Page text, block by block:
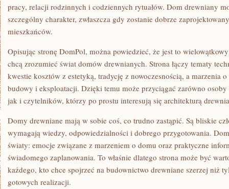
pracy, relacji rodzinnych i codziennych rytuałów. Dom drewniany
szczególny charakter, zwłaszcza gdy zostanie dobrze
mieszkańców.
Opisując stronę DomPol, można powiedzieć, że jest to
chcą zrozumieć świat domów drewnianych. Strona łączy tematy
kwestie kosztów z estetyką, tradycję z nowoczesnością, a marzenia
budowy i eksploatacji. Dzięki temu może przyciągać zarówno
jak i czytelników, którzy po prostu interesują się architekturą
Domy drewniane mają w sobie coś, co trudno zastąpić. Są bliskie
wymagają wiedzy, odpowiedzialności i dobrego przygotowania.
światy: emocje związane z marzeniem o domu oraz praktyczne
świadomego zaplanowania. To właśnie dlatego strona może być
każdego, kto chce spojrzeć na budownictwo drewniane szerzej niż
gotowych realizacji.